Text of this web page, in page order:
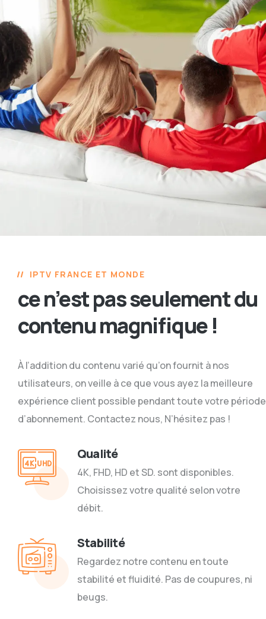
IPTV FRANCE ET MONDE
ce n’est pas seulement du
contenu magnifique !
À l’addition du contenu varié qu’on fournit à nos
utilisateurs, on veille à ce que vous ayez la meilleure
expérience client possible pendant toute votre période
d’abonnement. Contactez nous, N’hésitez pas !
Qualité
4K, FHD, HD et SD. sont disponibles.
Choisissez votre qualité selon votre
débit.
Stabilité
Regardez notre contenu en toute
stabilité et fluidité. Pas de coupures, ni
beugs.